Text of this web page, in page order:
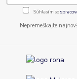
Súhlasím so
Nepremeškajte